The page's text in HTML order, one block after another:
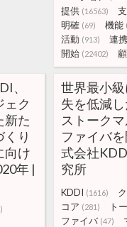
提供 (16563)
明確 (69) 機能
活動 (913) 連携
開始 (22402)
、
ェク
新た
り
向け
年 |
世界最小
失を低減
ストーク
ファイバ
式会社
究所
KDDI (1616)
コア (281) ト
ファイバ (47)